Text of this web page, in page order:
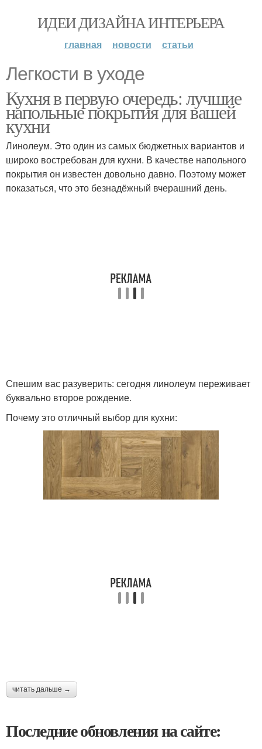
ИДЕИ ДИЗАЙНА ИНТЕРЬЕРА
главная новости статьи
Легкости в уходе
Кухня в первую очередь: лучшие
напольные покрытия для вашей
кухни
Линолеум. Это один из самых бюджетных вариантов и
широко востребован для кухни. В качестве напольного
покрытия он известен довольно давно. Поэтому может
показаться, что это безнадёжный вчерашний день.
Спешим вас разуверить: сегодня линолеум переживает
буквально второе рождение.
Почему это отличный выбор для кухни:
читать дальше →
Последние обновления на сайте: